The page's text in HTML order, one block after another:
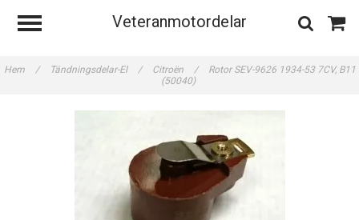
Veteranmotordelar
Hem / Tändningsdelar-El / Citroën /
Rotor SEV-9626 1934-53 7CV, B11
(50040)